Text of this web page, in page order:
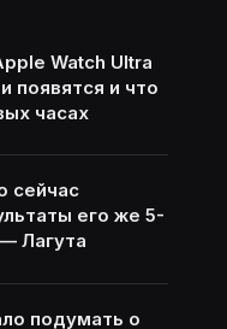
Watch Ultra
появятся и что
часах
сейчас
его же 5-
Лагута
подумать о